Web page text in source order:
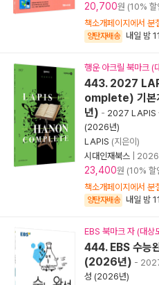
20,700원 (10% 할
책소개페이지에서 분
양탄자배송 내일 밤
행운 아크릴 북마크 (
443. 2027
omplete) 기본
년) - 2027 LAPIS
(2026년)
LAPIS (지은이)
시대인재북스
2026
23,400원 (10%
책소개페이지에서 분
양탄자배송 내일 밤
EBS 북마크 자 (대상
444. EBS 수능
(2026년) -
성 (2026년)